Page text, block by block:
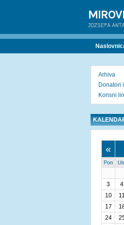
JOZSEFA
Arhiva
Donatori
Korisni
«
Pon
3
4
10
11
17
24